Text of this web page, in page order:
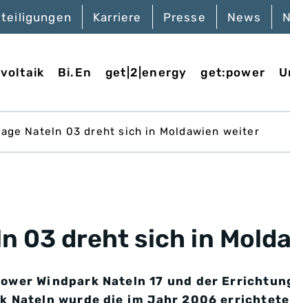
Karriere Presse News
Bi.En get|2|energy get:power
Nateln 03 dreht sich in Moldawien weiter
03 dreht sich in
Windpark Nateln 17 und der
Nateln wurde die im Jahr 2006